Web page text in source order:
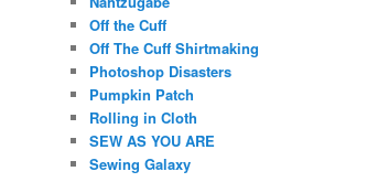
Off the Cuff
Off The Cuff Shirtmaking
Photoshop Disasters
Pumpkin Patch
Rolling in Cloth
SEW AS YOU ARE
Sewing Galaxy